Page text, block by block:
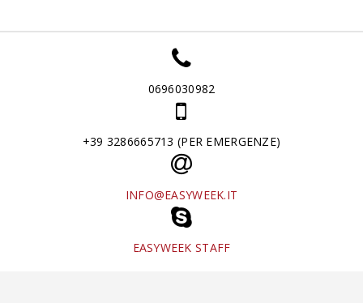
0696030982
+39 3286665713 (PER EMERGENZE)
INFO@EASYWEEK.IT
EASYWEEK STAFF